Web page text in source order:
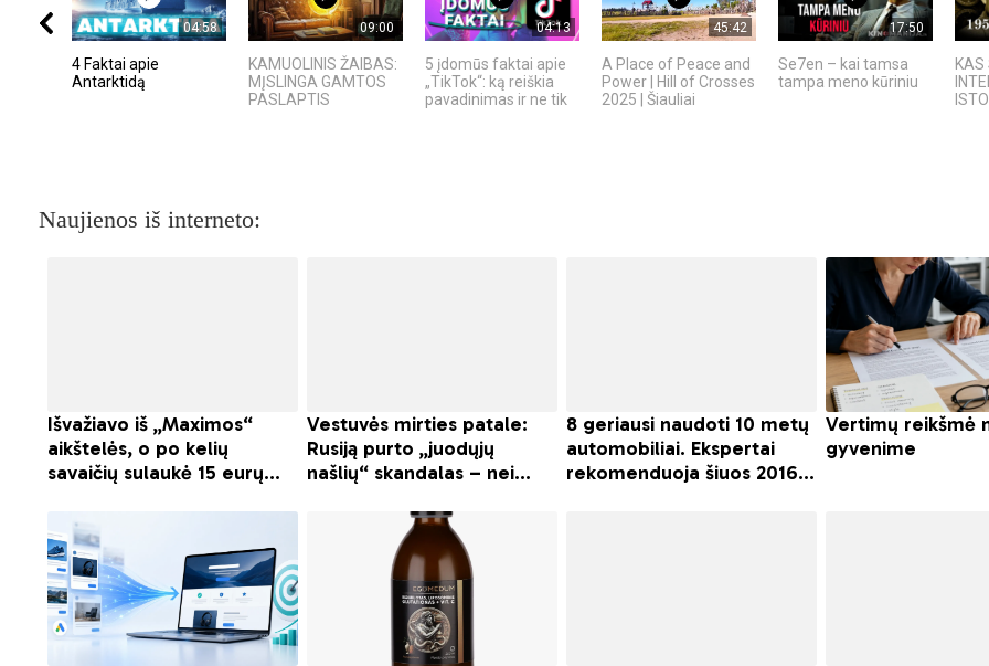
04:58
4 Faktai apie
Antarktidą
09:00
KAMUOLINIS ŽAIBAS:
MĮSLINGA GAMTOS
PASLAPTIS
04:13
5 įdomūs faktai apie
„TikTok“: ką reiškia
pavadinimas ir ne tik
45:42
A Place of Peace and
Power | Hill of Crosses
2025 | Šiauliai
17:50
Se7en – kai tamsa
tampa meno kūriniu
KAS
Naujienos iš interneto: